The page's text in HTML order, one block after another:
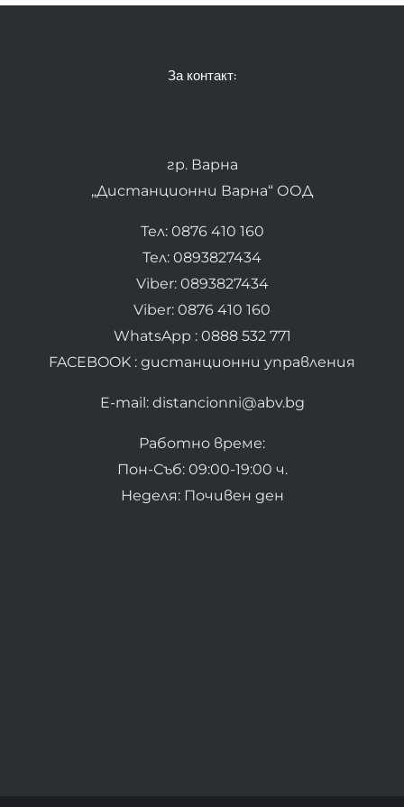
За контакт:
гр. Варна
„Дистанционни Варна“ ООД
Тел: 0876 410 160
Тел: 0893827434
Viber: 0893827434
Viber: 0876 410 160
WhatsApp : 0888 532 771
FACEBOOK : дистанционни управления
E-mail: distancionni@abv.bg
Работно време:
Пон-Съб: 09:00-19:00 ч.
Неделя: Почивен ден